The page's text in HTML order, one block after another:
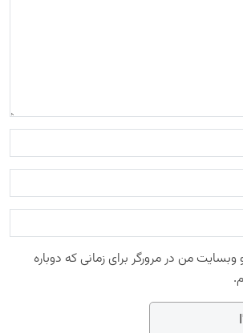
وبسایت من در مرورگر برای زمانی که دوباره